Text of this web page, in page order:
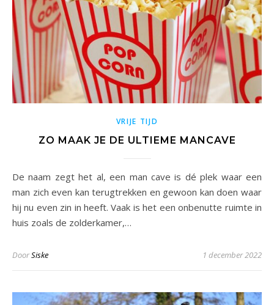
VRIJE TIJD
ZO MAAK JE DE ULTIEME MANCAVE
De naam zegt het al, een man cave is dé plek waar een
man zich even kan terugtrekken en gewoon kan doen waar
hij nu even zin in heeft. Vaak is het een onbenutte ruimte in
huis zoals de zolderkamer,…
DoorSiske 1 december 2022